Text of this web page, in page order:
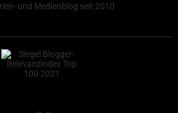
und Medienblog seit 2010